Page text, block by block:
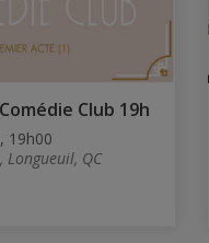
Club 19h
19h00
Longueuil, QC